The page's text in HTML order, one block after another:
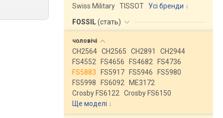
Swiss Military TISSOT
Усі бренди
FOSSIL(стать)
чоловічі
CH2564 CH2565 CH2891
CH2944
FS4552
FS4656 FS4682
FS4736
FS5883
FS5917 FS5946
FS5980
FS5998
FS6092
ME3172
Crosby FS6122
Crosby FS6150
Ще моделі ↓